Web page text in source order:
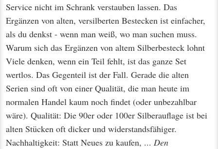
Service nicht im Schrank verstauben lassen. Das
Ergänzen von alten, versilberten Bestecken ist einfacher,
als du denkst - wenn man weiß, wo man suchen muss.
Warum sich das Ergänzen von altem Silberbesteck lohnt
Viele denken, wenn ein Teil fehlt, ist das ganze Set
wertlos. Das Gegenteil ist der Fall. Gerade die alten
Serien sind oft von einer Qualität, die man heute im
normalen Handel kaum noch findet (oder unbezahlbar
wäre). Qualität: Die 90er oder 100er Silberauflage ist bei
alten Stücken oft dicker und widerstandsfähiger.
Nachhaltigkeit: Statt Neues zu kaufen, ... Den